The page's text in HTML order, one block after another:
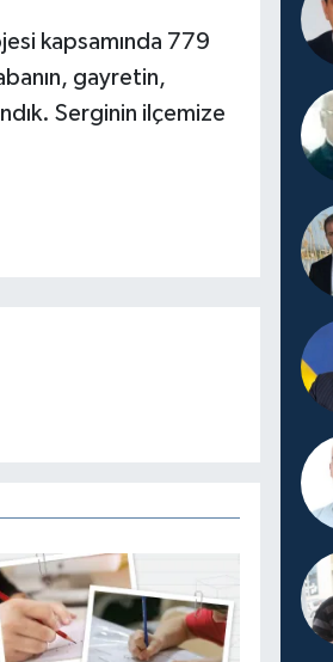
kapsamında 779
gayretin,
Serginin ilçemize